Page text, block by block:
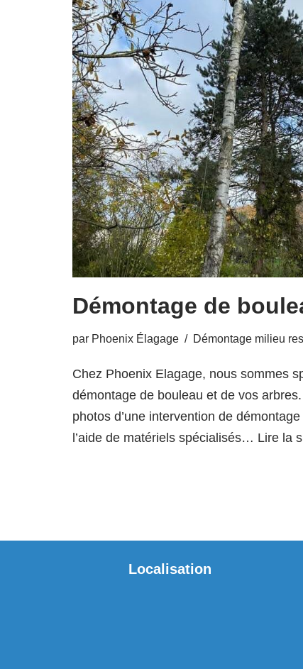
Démontage de
par Phoenix Élagage Démontage milieu
Chez Phoenix Elagage, nous sommes
démontage de bouleau et de vos
photos d’une intervention de
l’aide de matériels spécialisés… Lire la
Localisation